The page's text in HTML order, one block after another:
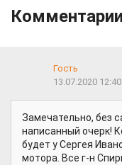
Комментарии
Гость
13.07.2020 12:40
Замечательно, без
написанный очерк!
будет у Сергея
мотора. Все г-н